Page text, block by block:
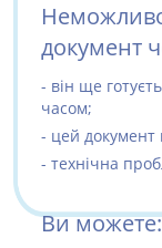
документ
- він ще
часом;
- цей документ
- технічна
Ви можете: